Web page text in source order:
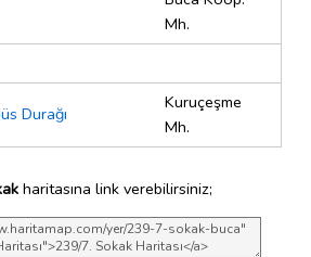
Mh.
Durağı
Kuruçeşme
Mh.
haritasına link verebilirsiniz;